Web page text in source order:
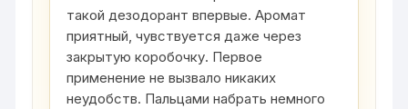
такой дезодорант впервые. Аромат
приятный, чувствуется даже через
закрытую коробочку. Первое
применение не вызвало никаких
неудобств. Пальцами набрать немного